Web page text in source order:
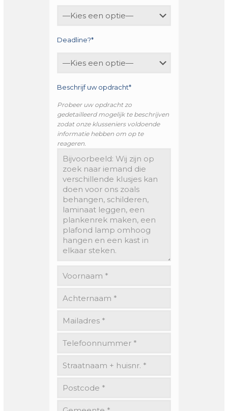
Deadline?*
Beschrijf uw opdracht*
Probeer uw opdracht zo
gedetailleerd mogelijk te beschrijven
zodat onze klusseniers voldoende
informatie hebben om op te
reageren.